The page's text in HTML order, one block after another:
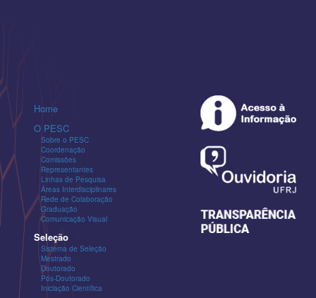
Home
O PESC
Sobre o PESC
Coordenação
Comissões
Representantes
Linhas de Pesquisa
Áreas Interdisciplinares
Rede de Colaboração
Graduação
Comunicação Visual
Seleção
Sistema de Seleção
Mestrado
Doutorado
Pós-Doutorado
Iniciação Científica